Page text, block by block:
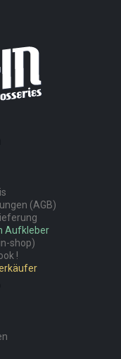
(AGB)
Aufkleber
shop)
!